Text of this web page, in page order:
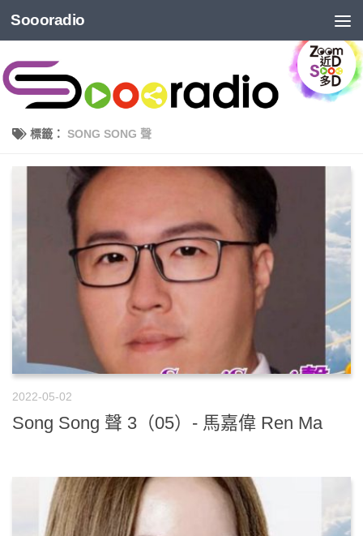
Soooradio
標籤： SONG SONG 聲
2022-05-02
Song Song 聲 3（05）- 馬嘉偉 Ren Ma